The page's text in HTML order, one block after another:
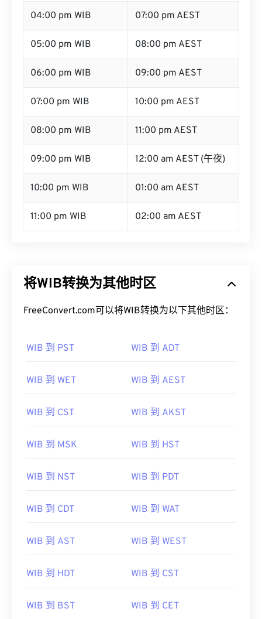
04:00 pm WIB 07:00 pm AEST
05:00 pm WIB 08:00 pm AEST
06:00 pm WIB 09:00 pm AEST
07:00 pm WIB 10:00 pm AEST
08:00 pm WIB 11:00 pm AEST
09:00 pm WIB 12:00 am AEST (午夜)
10:00 pm WIB 01:00 am AEST
11:00 pm WIB 02:00 am AEST
将WIB转换为其他时区
FreeConvert.com可以将WIB转换为以下其他时区：
WIB 到 PST WIB 到 ADT
WIB 到 WET WIB 到 AEST
WIB 到 CST WIB 到 AKST
WIB 到 MSK WIB 到 HST
WIB 到 NST WIB 到 PDT
WIB 到 CDT WIB 到 WAT
WIB 到 AST WIB 到 WEST
WIB 到 HDT WIB 到 CST
WIB 到 BST WIB 到 CET